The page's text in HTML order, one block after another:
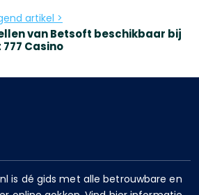
artikel >
van Betsoft beschikbaar bij
777 Casino
is dé gids met alle betrouwbare en